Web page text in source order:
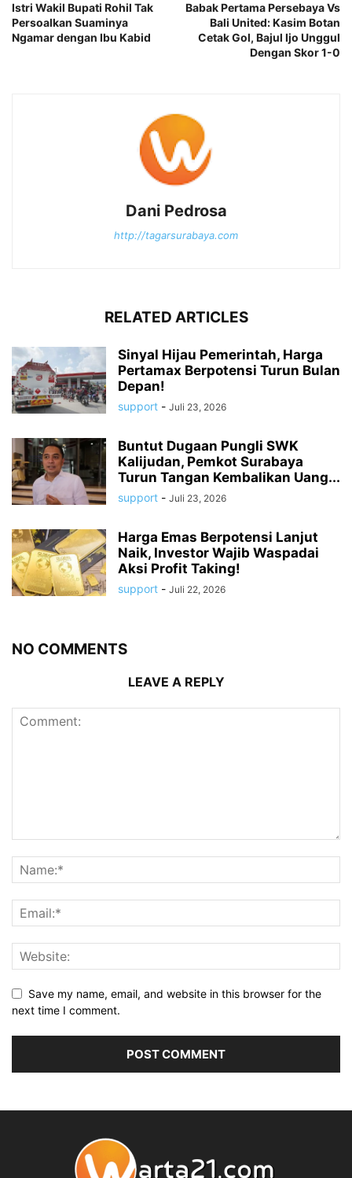
Istri Wakil Bupati Rohil Tak
Persoalkan Suaminya
Ngamar dengan Ibu Kabid
Babak Pertama Persebaya Vs
Bali United: Kasim Botan
Cetak Gol, Bajul Ijo Unggul
Dengan Skor 1-0
Dani Pedrosa
http://tagarsurabaya.com
RELATED ARTICLES
Sinyal Hijau Pemerintah, Harga
Pertamax Berpotensi Turun Bulan
Depan!
support - Juli 23, 2026
Buntut Dugaan Pungli SWK
Kalijudan, Pemkot Surabaya
Turun Tangan Kembalikan Uang...
support - Juli 23, 2026
Harga Emas Berpotensi Lanjut
Naik, Investor Wajib Waspadai
Aksi Profit Taking!
support - Juli 22, 2026
NO COMMENTS
LEAVE A REPLY
Save my name, email, and website in this browser for the
next time I comment.